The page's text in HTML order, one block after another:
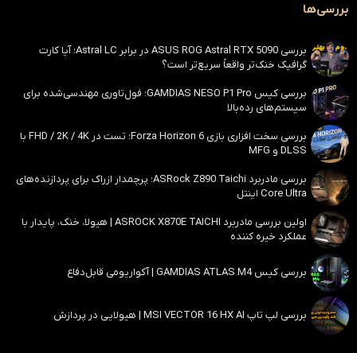
بررسی‌ها
بررسی ASUS ROG Astral RTX 5090 در برابر Astral LC؛ آیا کارت
گرافیک خنک‌تر واقعاً سریع‌تر است؟
بررسی کیس GAMDIAS NESO P1 Pro؛ فول‌تاوری مهندسی‌شده برای
سیستم‌های رده‌بالا
بررسی سخت افزاری بازی Forza Horizon 6؛ تست در FHD / 2K / 4K با
DLSS و MFG
بررسی مادربرد ASRock Z890 Taichi؛ پرچمدار ازراک برای پردازنده‌های
Core Ultra اینتل
اولین بررسی مادربرد ASROCK X870E TAICHI | هیولا، خنک، پایدار با
عملکرد خیره کننده
بررسی کیس GAMDIAS ATLAS M4 | آکواریومی قابل‌دفاع
بررسی لپ تاپ MSI VECTOR 16 HX AI | هیولایی در پردازش